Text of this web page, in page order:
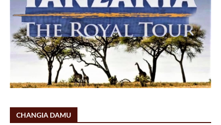
CHANGIA DAMU